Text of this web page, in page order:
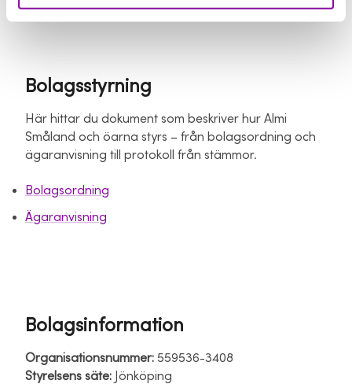
Bolagsstyrning
Här hittar du dokument som beskriver hur Almi
Småland och öarna styrs – från bolagsordning och
ägaranvisning till protokoll från stämmor.
Bolagsordning
Ägaranvisning
Bolagsinformation
Organisationsnummer: 559536-3408
Styrelsens säte: Jönköping